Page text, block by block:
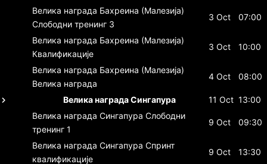
Велика награда Бахреина (Малезија)
Слободни тренинг 3
3 Oct 07:00
Велика награда Бахреина (Малезија)
Квалификације
3 Oct 10:00
Велика награда Бахреина (Малезија)
Велика награда
4 Oct 08:00
Велика награда Сингапура 11 Oct 13:00
Велика награда Сингапура Слободни
тренинг 1
9 Oct 09:30
Велика награда Сингапура Спринт
квалификације
9 Oct 13:30